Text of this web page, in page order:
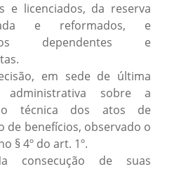
e licenciados, da reserva
e reformados, e
dependentes e
em sede de última
administrativa sobre a
técnica dos atos de
de benefícios, observado o
§ 4º do art. 1º.
consecução de suas